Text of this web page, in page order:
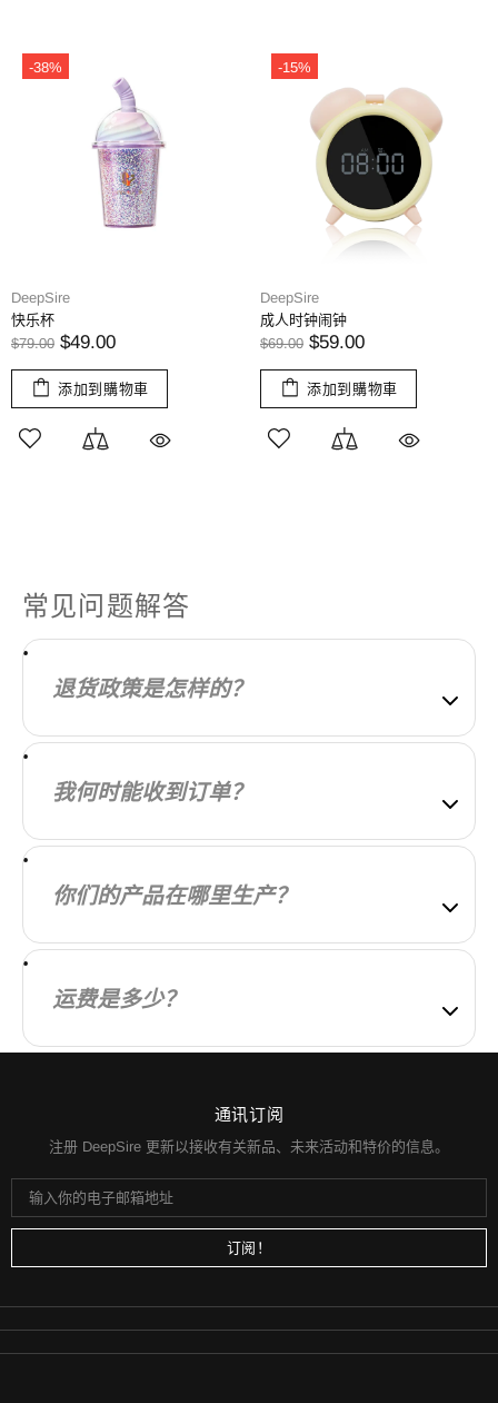
-38%
DeepSire
快乐杯
$79.00 $49.00
添加到購物車
-15%
DeepSire
成人时钟闹钟
$69.00 $59.00
添加到購物車
常见问题解答
退货政策是怎样的？
我们的目标是让每位顾客都对所购商品完全满意。如
果未能实现，请告知我们，我们将尽力与您协商解
决。
我何时能收到订单？
我们会尽快处理您的订单。订单发货后，您将收到一
封包含更多信息的电子邮件。配送时间因您所在的地
区而异。
你们的产品在哪里生产？
我们的产品在本地和全球范围内制造。我们精心挑选
制造合作伙伴，以确保我们的产品质量高且物有所
值。
运费是多少？
运费根据您的所在地和订单中的商品计算。您在购买
通讯订阅
注册 DeepSire 更新以接收有关新品、未来活动和特价的信息。